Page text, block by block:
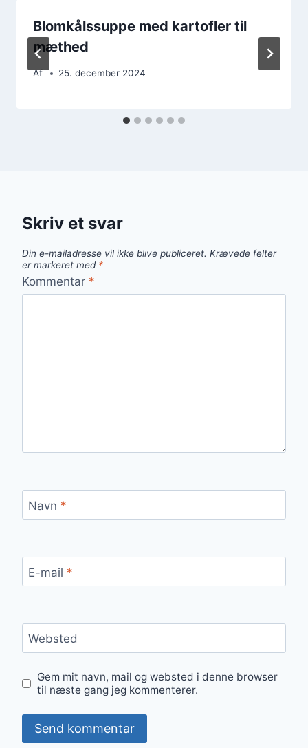
Blomkålssuppe med kartofler til
mæthed
Af 25. december 2024
Skriv et svar
Din e-mailadresse vil ikke blive publiceret. Krævede felter
er markeret med *
Kommentar *
Navn *
E-mail *
Websted
Gem mit navn, mail og websted i denne browser
til næste gang jeg kommenterer.